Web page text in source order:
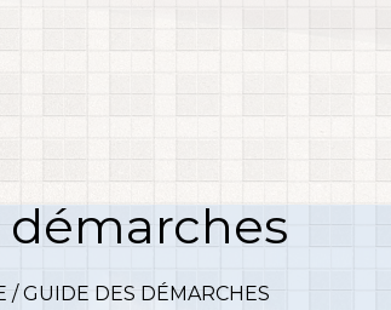
démarches
/GUIDE DES DÉMARCHES